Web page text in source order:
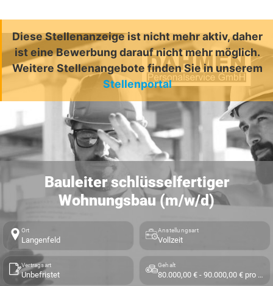
Diese Stellenanzeige ist nicht mehr aktiv, daher
ist eine Bewerbung darauf nicht mehr möglich.
Weitere Stellenangebote finden Sie in unserem
Stellenportal
Bauleiter schlüsselfertiger
Wohnungsbau (m/w/d)
Ort
Langenfeld
Anstellungsart
Vollzeit
Vertragsart
Unbefristet
Gehalt
80.000,00 € - 90.000,00 € pro Jahr